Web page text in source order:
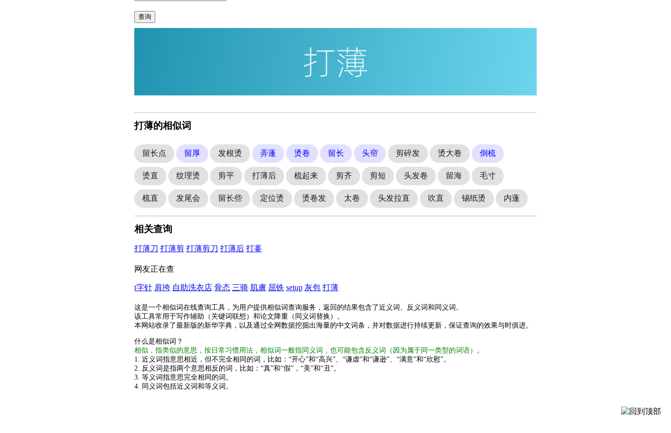
查询
打薄的相似词
留长点 留厚 发根烫 弄蓬 烫卷 留长 头帘 剪碎发 烫大卷 倒梳
烫直 纹理烫 剪平 打薄后 梳起来 剪齐 剪短 头发卷 留海 毛寸
梳直 发尾会 留长些 定位烫 烫卷发 太卷 头发拉直 吹直 锡纸烫 内蓬
相关查询
打薄刀 打薄剪 打薄剪刀 打薄后 打薹
网友正在查
t字针 肩挎 自助洗衣店 骨态 三骑 肌膚 屈铁 setup 灰包 打薄
这是一个相似词在线查询工具，为用户提供相似词查询服务，返回的结果包含了近义词、反义词和同义词。
该工具常用于写作辅助（关键词联想）和论文降重（同义词替换）。
本网站收录了最新版的新华字典，以及通过全网数据挖掘出海量的中文词条，并对数据进行持续更新，保证查询的效果与时俱进。
什么是相似词？
相似，指类似的意思，按日常习惯用法，相似词一般指同义词，也可能包含反义词（因为属于同一类型的词语）。
1. 近义词指意思相近，但不完全相同的词，比如：“开心”和“高兴”、“谦虚”和“谦逊”、“满意”和“欣慰”。
2. 反义词是指两个意思相反的词，比如：“真”和“假”，“美”和“丑”。
3. 等义词指意思完全相同的词。
4. 同义词包括近义词和等义词。